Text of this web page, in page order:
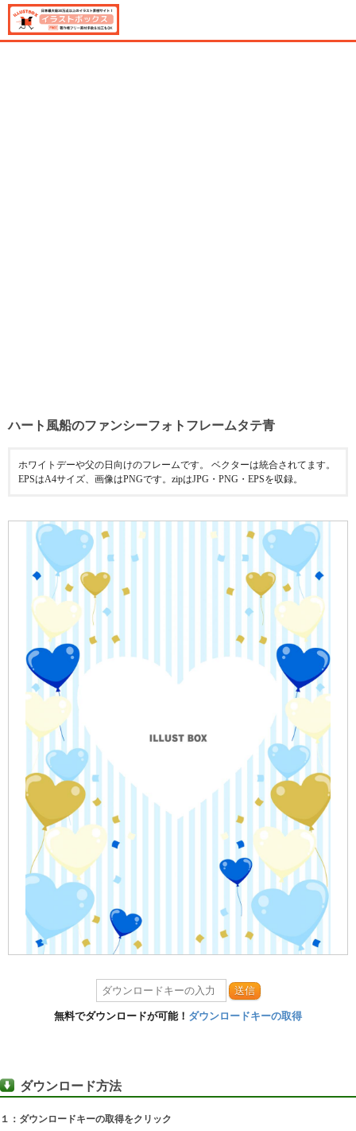
ハート風船のファンシーフォトフレームタテ青
ホワイトデーや父の日向けのフレームです。 ベクターは統合されてます。
EPSはA4サイズ、画像はPNGです。zipはJPG・PNG・EPSを収録。
送信
無料でダウンロードが可能！ ダウンロードキーの取得
ダウンロード方法
１：ダウンロードキーの取得をクリック